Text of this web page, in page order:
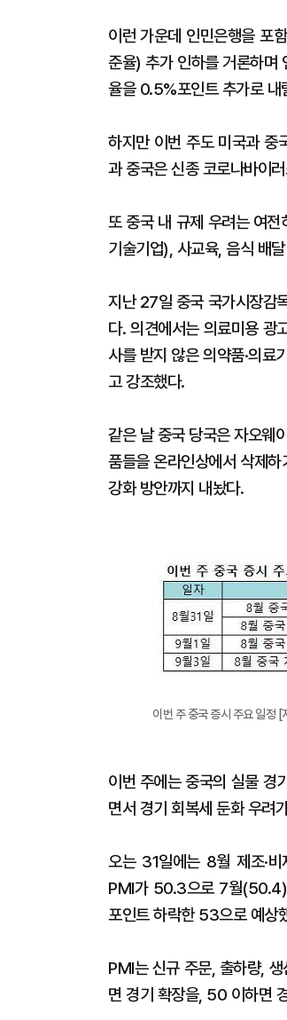
이런 가운데 인민은행을 포
준율) 추가 인하를 거론하며
율을 0.5%포인트 추가로 내
하지만 이번 주도 미국과 중
과 중국은 신종 코로나바이
또 중국 내 규제 우려는 여
기술기업), 사교육, 음식 배
지난 27일 중국 국가시장감
다. 의견에서는 의료미용
사를 받지 않은 의약품·의
고 강조했다.
같은 날 중국 당국은 자오웨
품들을 온라인상에서 삭제
강화 방안까지 내놨다.
이번 주 중국 증시 주요 일정
이번 주에는 중국의 실물 경
면서 경기 회복세 둔화 우려
오는 31일에는 8월 제조·
PMI가 50.3으로 7월(50.4)
포인트 하락한 53으로 예상
PMI는 신규 주문, 출하량,
면 경기 확장을, 50 이하면